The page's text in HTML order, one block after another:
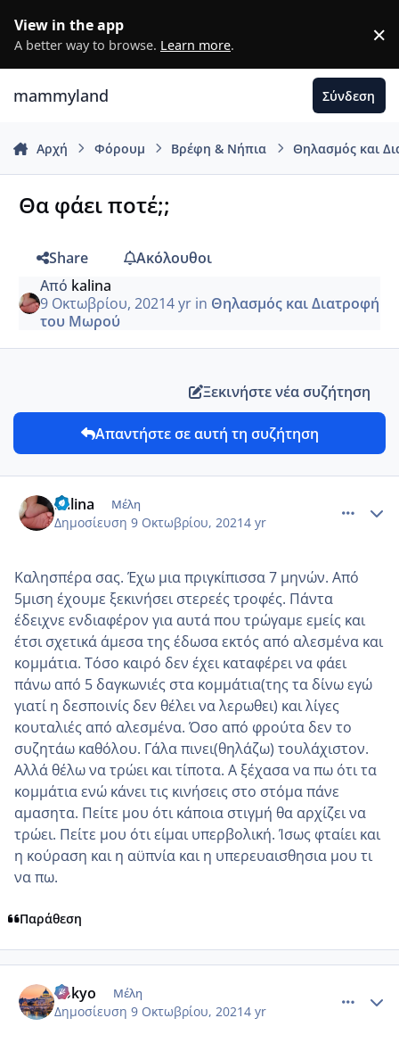
View in the app
A better way to browse. Learn more. ×
mammyland Σύνδεση
Αρχή Φόρουμ Βρέφη & Νήπια Θηλασμός και
Θα φάει ποτέ;;
Share
Ακόλουθοι
Από kalina
9 Οκτωβρίου, 20214 yrin Θηλασμός και Διατροφή
του Μωρού
Ξεκινήστε νέα συζήτηση
Απαντήστε σε αυτή τη συζήτηση
kalina Μέλη
Δημοσίευση 9 Οκτωβρίου, 20214 yr
Καλησπέρα σας. Έχω μια πριγκίπισσα 7 μηνών. Από
5μιση έχουμε ξεκινήσει στερεές τροφές. Πάντα
έδειχνε ενδιαφέρον για αυτά που τρώγαμε εμείς και
έτσι σχετικά άμεσα της έδωσα εκτός από αλεσμένα και
κομμάτια. Τόσο καιρό δεν έχει καταφέρει να φάει
πάνω από 5 δαγκωνιές στα κομμάτια(της τα δίνω εγώ
γιατί η δεσποινίς δεν θέλει να λερωθει) και λίγες
κουταλιές από αλεσμένα. Όσο από φρούτα δεν το
συζητάω καθόλου. Γάλα πινει(θηλάζω) τουλάχιστον.
Αλλά θέλω να τρώει και τίποτα. Α ξέχασα να πω ότι τα
κομμάτια ενώ κάνει τις κινήσεις στο στόμα πάνε
αμασητα. Πείτε μου ότι κάποια στιγμή θα αρχίζει να
τρώει. Πείτε μου ότι είμαι υπερβολική. Ίσως φταίει και
η κούραση και η αϋπνία και η υπερευαισθησια μου τι
να πω.
Παράθεση
Tokyo Μέλη
Δημοσίευση 9 Οκτωβρίου, 20214 yr